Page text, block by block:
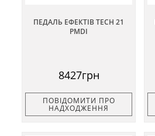
ПЕДАЛЬ ЕФЕКТІВ TECH 21
PMDI
8427грн
ПОВІДОМИТИ ПРО
НАДХОДЖЕННЯ